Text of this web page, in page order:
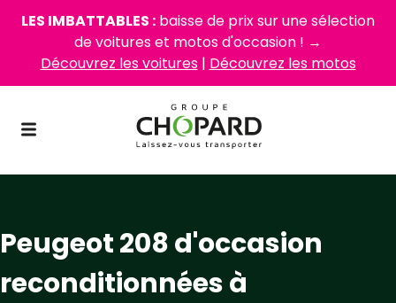
LES IMBATTABLES : baisse de prix sur une sélection
de voitures et motos d'occasion ! →
Découvrez les voitures| Découvrez les motos
Peugeot 208 d'occasion
reconditionnées à